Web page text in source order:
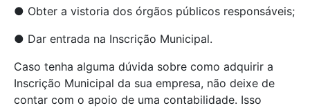
● Obter a vistoria dos órgãos públicos responsáveis;
● Dar entrada na Inscrição Municipal.
Caso tenha alguma dúvida sobre como adquirir a
Inscrição Municipal da sua empresa, não deixe de
contar com o apoio de uma contabilidade. Isso